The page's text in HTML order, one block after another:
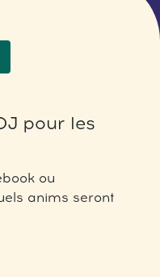
pour les
ou
anims seront